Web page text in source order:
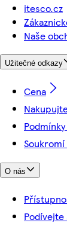
itesco.cz
Naše
Užitečné odkazy
Cena
O nás